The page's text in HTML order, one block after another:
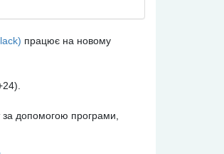
працює на новому
за допомогою програми,